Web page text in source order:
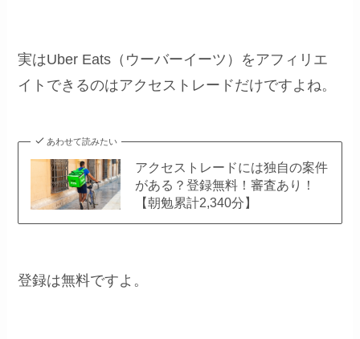
実はUber Eats（ウーバーイーツ）をアフィリエ
イトできるのはアクセストレードだけですよね。
あわせて読みたい
アクセストレードには独自の案件
がある？登録無料！審査あり！
【朝勉累計2,340分】
登録は無料ですよ。